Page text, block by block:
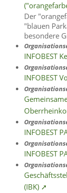
Der
"blauen
besondere
INFOBEST
INFOBEST
INFOBEST
INFOBEST
(IBK) ➚